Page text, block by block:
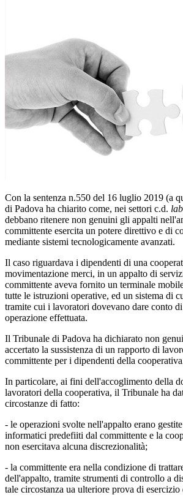
Con la sentenza n.550 del 16 luglio 2019 (a
di Padova ha chiarito come, nei settori c.d.
debbano ritenere non genuini gli appalti
committente esercita un potere direttivo e di
mediante sistemi tecnologicamente avanzati.
Il caso riguardava i dipendenti di una
movimentazione merci, in un appalto di
committente aveva fornito un terminale
tutte le istruzioni operative, ed un sistema di
tramite cui i lavoratori dovevano dare conto
operazione effettuata.
Il Tribunale di Padova ha dichiarato non
accertato la sussistenza di un rapporto di
committente per i dipendenti della
In particolare, ai fini dell'accoglimento della
lavoratori della cooperativa, il Tribunale ha
circostanze di fatto:
- le operazioni svolte nell'appalto erano
informatici predefiiti dal committente e la
non esercitava alcuna discrezionalità;
- la committente era nella condizione di
dell'appalto, tramite strumenti di controllo a
tale circostanza ua ulteriore prova di esercizio